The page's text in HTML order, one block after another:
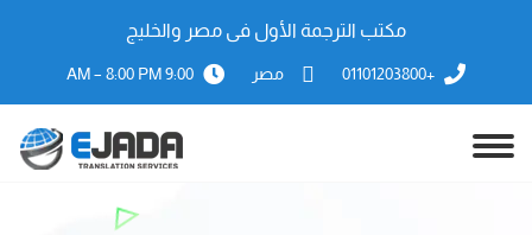
مكتب الترجمة الأول فى مصر والخليج
+01101203800 مصر 9:00 AM – 8:00 PM